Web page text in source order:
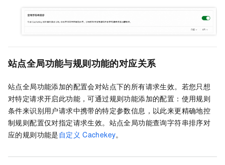
站点全局功能与规则功能的对应关系
站点全局功能添加的配置会对站点下的所有请求生效。若您只想
对特定请求开启此功能，可通过规则功能添加的配置：使用规则
条件来识别用户请求中携带的特定参数信息，以此来更精确地控
制规则配置仅对指定请求生效。站点全局功能查询字符串排序对
应的规则功能是 自定义 Cachekey。